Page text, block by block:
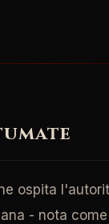
ospita
- nota come